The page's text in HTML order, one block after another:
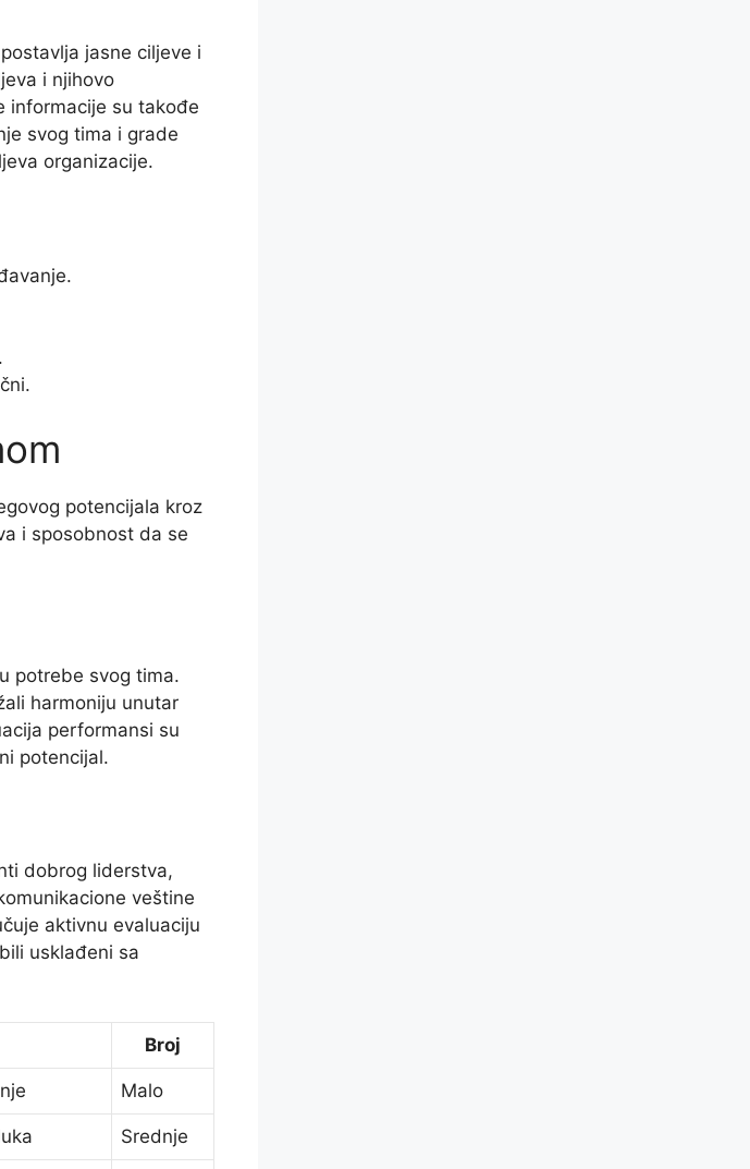
jasne ciljeve i
i njihovo
informacije su takođe
svog tima i grade
organizacije.
potencijala kroz
i sposobnost da se
potrebe svog tima.
harmoniju unutar
performansi su
potencijal.
dobrog liderstva,
veštine
aktivnu evaluaciju
usklađeni sa
Broj
Malo
Srednje